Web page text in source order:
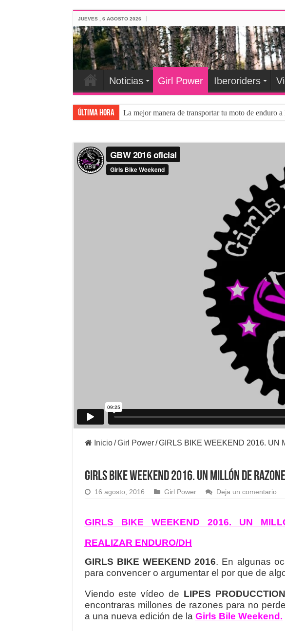
JUEVES , 6 AGOSTO 2026
Noticias Girl Power Iberoriders
Última hora La mejor manera de transportar tu moto de enduro a
Inicio / Girl Power / GIRLS BIKE WEEKEND 2016. UN
GIRLS BIKE WEEKEND 2016. UN MILLÓN DE
16 agosto, 2016 Girl Power Deja un comentario
GIRLS BIKE WEEKEND 2016. UN
REALIZAR ENDURO/DH
GIRLS BIKE WEEKEND 2016. En algunas
para convencer o argumentar el por que de
Viendo este vídeo de LIPES
encontraras millones de razones para no
a una nueva edición de la Girls Bile Weekend.